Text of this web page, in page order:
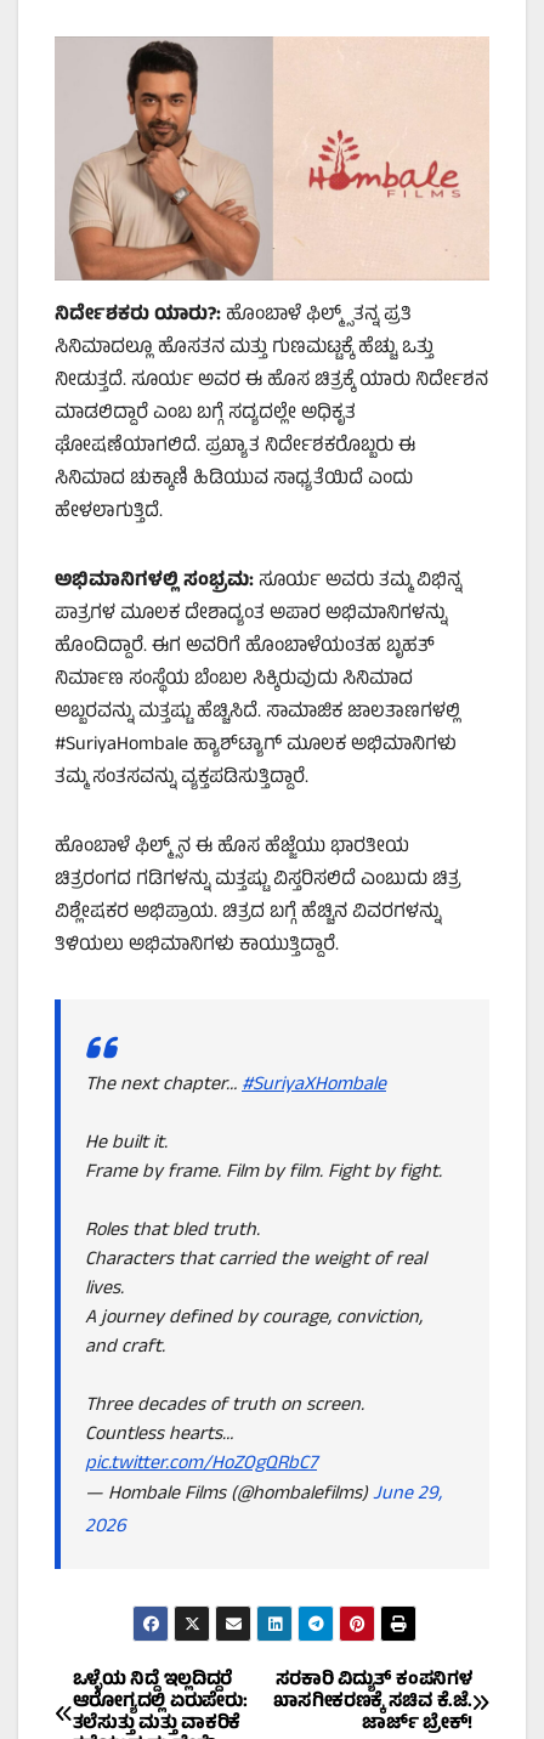
ನಿರ್ದೇಶಕರು ಯಾರು?:ಹೊಂಬಾಳೆ ಫಿಲ್ಮ್ಸ್ ತನ್ನ ಪ್ರತಿ
ಸಿನಿಮಾದಲ್ಲೂ ಹೊಸತನ ಮತ್ತು ಗುಣಮಟ್ಟಕ್ಕೆ ಹೆಚ್ಚು ಒತ್ತು
ನೀಡುತ್ತದೆ. ಸೂರ್ಯ ಅವರ ಈ ಹೊಸ ಚಿತ್ರಕ್ಕೆ ಯಾರು ನಿರ್ದೇಶನ
ಮಾಡಲಿದ್ದಾರೆ ಎಂಬ ಬಗ್ಗೆ ಸದ್ಯದಲ್ಲೇ ಅಧಿಕೃತ
ಘೋಷಣೆಯಾಗಲಿದೆ. ಪ್ರಖ್ಯಾತ ನಿರ್ದೇಶಕರೊಬ್ಬರು ಈ
ಸಿನಿಮಾದ ಚುಕ್ಕಾಣಿ ಹಿಡಿಯುವ ಸಾಧ್ಯತೆಯಿದೆ ಎಂದು
ಹೇಳಲಾಗುತ್ತಿದೆ.
ಅಭಿಮಾನಿಗಳಲ್ಲಿ ಸಂಭ್ರಮ:ಸೂರ್ಯ ಅವರು ತಮ್ಮ ವಿಭಿನ್ನ
ಪಾತ್ರಗಳ ಮೂಲಕ ದೇಶಾದ್ಯಂತ ಅಪಾರ ಅಭಿಮಾನಿಗಳನ್ನು
ಹೊಂದಿದ್ದಾರೆ. ಈಗ ಅವರಿಗೆ ಹೊಂಬಾಳೆಯಂತಹ ಬೃಹತ್
ನಿರ್ಮಾಣ ಸಂಸ್ಥೆಯ ಬೆಂಬಲ ಸಿಕ್ಕಿರುವುದು ಸಿನಿಮಾದ
ಅಬ್ಬರವನ್ನು ಮತ್ತಷ್ಟು ಹೆಚ್ಚಿಸಿದೆ. ಸಾಮಾಜಿಕ ಜಾಲತಾಣಗಳಲ್ಲಿ
#SuriyaHombale ಹ್ಯಾಶ್‌ಟ್ಯಾಗ್ ಮೂಲಕ ಅಭಿಮಾನಿಗಳು
ತಮ್ಮ ಸಂತಸವನ್ನು ವ್ಯಕ್ತಪಡಿಸುತ್ತಿದ್ದಾರೆ.
ಹೊಂಬಾಳೆ ಫಿಲ್ಮ್ಸ್‌ನ ಈ ಹೊಸ ಹೆಜ್ಜೆಯು ಭಾರತೀಯ
ಚಿತ್ರರಂಗದ ಗಡಿಗಳನ್ನು ಮತ್ತಷ್ಟು ವಿಸ್ತರಿಸಲಿದೆ ಎಂಬುದು ಚಿತ್ರ
ವಿಶ್ಲೇಷಕರ ಅಭಿಪ್ರಾಯ. ಚಿತ್ರದ ಬಗ್ಗೆ ಹೆಚ್ಚಿನ ವಿವರಗಳನ್ನು
ತಿಳಿಯಲು ಅಭಿಮಾನಿಗಳು ಕಾಯುತ್ತಿದ್ದಾರೆ.
The next chapter…#SuriyaXHombale
He built it.
Frame by frame. Film by film. Fight by fight.
Roles that bled truth.
Characters that carried the weight of real
lives.
A journey defined by courage, conviction,
and craft.
Three decades of truth on screen.
Countless hearts…
pic.twitter.com/HoZOgQRbC7
— Hombale Films (@hombalefilms)June 29,
2026
Post ಸರಕಾರಿ ವಿದ್ಯುತ್ ಕಂಪನಿಗಳ
ಖಾಸಗೀಕರಣಕ್ಕೆ ಸಚಿವ ಕೆ.ಜೆ.
ಜಾರ್ಜ್ ಬ್ರೇಕ್!
ಒಳ್ಳೆಯ ನಿದ್ದೆ ಇಲ್ಲದಿದ್ದರೆ
ಆರೋಗ್ಯದಲ್ಲಿ ಏರುಪೇರು:
ತಲೆಸುತ್ತು ಮತ್ತು ವಾಕರಿಕೆ